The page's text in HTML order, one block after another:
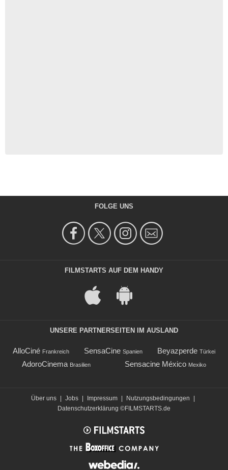
FOLGE UNS
FILMSTARTS AUF DEM HANDY
UNSERE PARTNERSEITEN IM AUSLAND
AlloCiné Frankreich SensaCine Spanien Beyazperde Türkei
AdoroCinema Brasilien Sensacine México Mexiko
Über uns Jobs Impressum Nutzungsbedingungen
Datenschutzerklärung ©FILMSTARTS.de